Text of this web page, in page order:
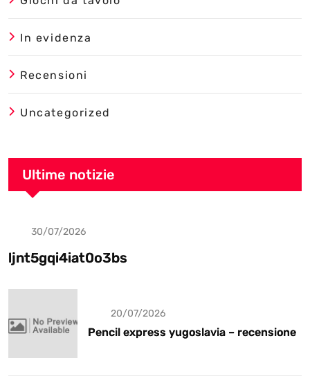
In evidenza
Recensioni
Uncategorized
Ultime notizie
Uncategorized
30/07/2026
ljnt5gqi4iat0o3bs
20/07/2026
Pencil express yugoslavia – recensione